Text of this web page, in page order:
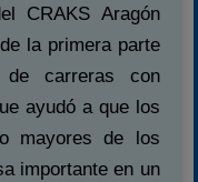
CRAKS Aragón
la primera parte
carreras con
ayudó a que los
mayores de los
importante en un